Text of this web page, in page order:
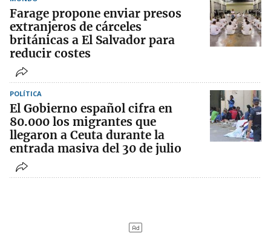
Farage propone enviar presos
extranjeros de cárceles
británicas a El Salvador para
reducir costes
POLÍTICA
El Gobierno español cifra en
80.000 los migrantes que
llegaron a Ceuta durante la
entrada masiva del 30 de julio